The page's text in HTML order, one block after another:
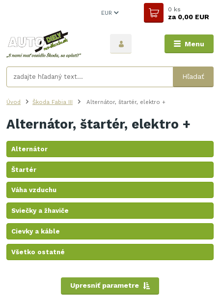
Menu
EUR
Hľadať
0 ks
za0,00 EUR
Úvod Škoda Fabia III Alternátor, štartér, elektro +
Alternátor, štartér, elektro +
Alternátor
Štartér
Váha vzduchu
Sviečky a žhaviče
Cievky a káble
Všetko ostatné
Upresniť parametre